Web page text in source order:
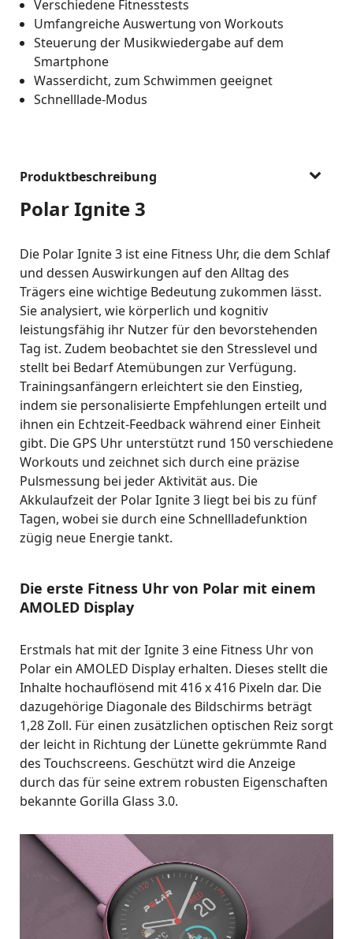
Verschiedene Fitnesstests
Umfangreiche Auswertung von Workouts
Steuerung der Musikwiedergabe auf dem
Smartphone
Wasserdicht, zum Schwimmen geeignet
Schnelllade-Modus
Produktbeschreibung
Polar Ignite 3
Die Polar Ignite 3 ist eine Fitness Uhr, die dem Schlaf
und dessen Auswirkungen auf den Alltag des
Trägers eine wichtige Bedeutung zukommen lässt.
Sie analysiert, wie körperlich und kognitiv
leistungsfähig ihr Nutzer für den bevorstehenden
Tag ist. Zudem beobachtet sie den Stresslevel und
stellt bei Bedarf Atemübungen zur Verfügung.
Trainingsanfängern erleichtert sie den Einstieg,
indem sie personalisierte Empfehlungen erteilt und
ihnen ein Echtzeit-Feedback während einer Einheit
gibt. Die GPS Uhr unterstützt rund 150 verschiedene
Workouts und zeichnet sich durch eine präzise
Pulsmessung bei jeder Aktivität aus. Die
Akkulaufzeit der Polar Ignite 3 liegt bei bis zu fünf
Tagen, wobei sie durch eine Schnellladefunktion
zügig neue Energie tankt.
Die erste Fitness Uhr von Polar mit einem
AMOLED Display
Erstmals hat mit der Ignite 3 eine Fitness Uhr von
Polar ein AMOLED Display erhalten. Dieses stellt die
Inhalte hochauflösend mit 416 x 416 Pixeln dar. Die
dazugehörige Diagonale des Bildschirms beträgt
1,28 Zoll. Für einen zusätzlichen optischen Reiz sorgt
der leicht in Richtung der Lünette gekrümmte Rand
des Touchscreens. Geschützt wird die Anzeige
durch das für seine extrem robusten Eigenschaften
bekannte Gorilla Glass 3.0.